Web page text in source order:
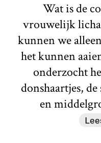
Wat is de
vrouwelijk
kunnen we
het kunnen
onderzocht
donshaartjes,
en